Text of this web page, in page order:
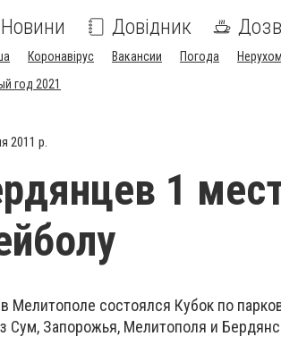
Новини Довідник
Коронавірус Вакансии Погода
год 2021
2011 р.
1
Мелитополе состоялся Кубок по
Сум, Запорожья, Мелитополя и